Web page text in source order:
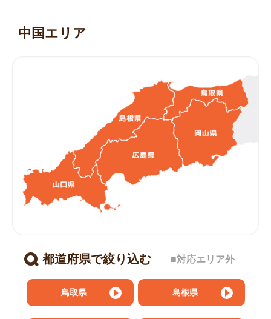
中国エリア
都道府県で絞り込む ■対応エリア外
鳥取県 島根県